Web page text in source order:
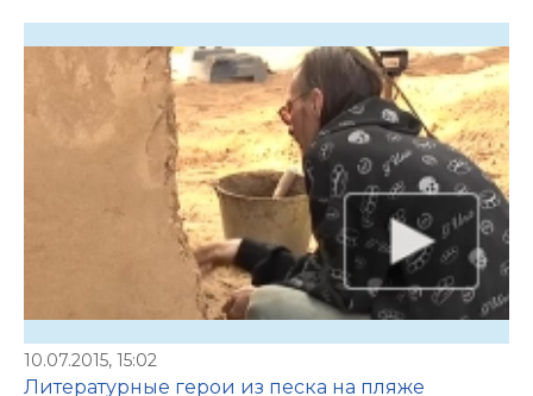
10.07.2015, 15:02
Литературные герои из песка на пляже